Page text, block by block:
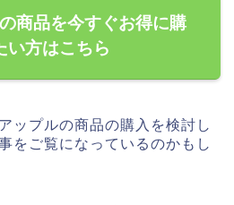
商品を今すぐお得に購
い方はこちら
ップルの商品の購入を検討し
をご覧になっているのかもし